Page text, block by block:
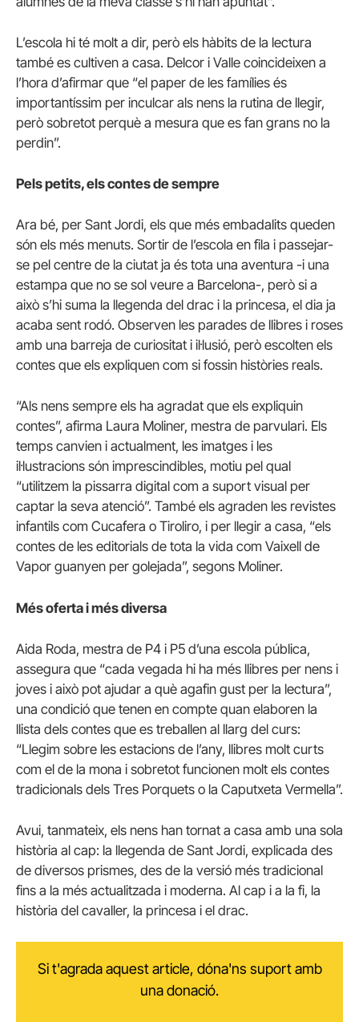
L’escola hi té molt a dir, però els hàbits de la lectura
també es cultiven a casa. Delcor i Valle coincideixen a
l’hora d’afirmar que “el paper de les famílies és
importantíssim per inculcar als nens la rutina de llegir,
però sobretot perquè a mesura que es fan grans no la
perdin”.
Pels petits, els contes de sempre
Ara bé, per Sant Jordi, els que més embadalits queden
són els més menuts. Sortir de l’escola en fila i passejar-
se pel centre de la ciutat ja és tota una aventura -i una
estampa que no se sol veure a Barcelona-, però si a
això s’hi suma la llegenda del drac i la princesa, el dia ja
acaba sent rodó. Observen les parades de llibres i roses
amb una barreja de curiositat i il·lusió, però escolten els
contes que els expliquen com si fossin històries reals.
“Als nens sempre els ha agradat que els expliquin
contes”, afirma Laura Moliner, mestra de parvulari. Els
temps canvien i actualment, les imatges i les
il·lustracions són imprescindibles, motiu pel qual
“utilitzem la pissarra digital com a suport visual per
captar la seva atenció”. També els agraden les revistes
infantils com Cucafera o Tiroliro, i per llegir a casa, “els
contes de les editorials de tota la vida com Vaixell de
Vapor guanyen per golejada”, segons Moliner.
Més oferta i més diversa
Aida Roda, mestra de P4 i P5 d’una escola pública,
assegura que “cada vegada hi ha més llibres per nens i
joves i això pot ajudar a què agafin gust per la lectura”,
una condició que tenen en compte quan elaboren la
llista dels contes que es treballen al llarg del curs:
“Llegim sobre les estacions de l’any, llibres molt curts
com el de la mona i sobretot funcionen molt els contes
tradicionals dels Tres Porquets o la Caputxeta Vermella”.
Avui, tanmateix, els nens han tornat a casa amb una sola
història al cap: la llegenda de Sant Jordi, explicada des
de diversos prismes, des de la versió més tradicional
fins a la més actualitzada i moderna. Al cap i a la fi, la
història del cavaller, la princesa i el drac.
Si t'agrada aquest article, dóna'ns suport amb
una donació.